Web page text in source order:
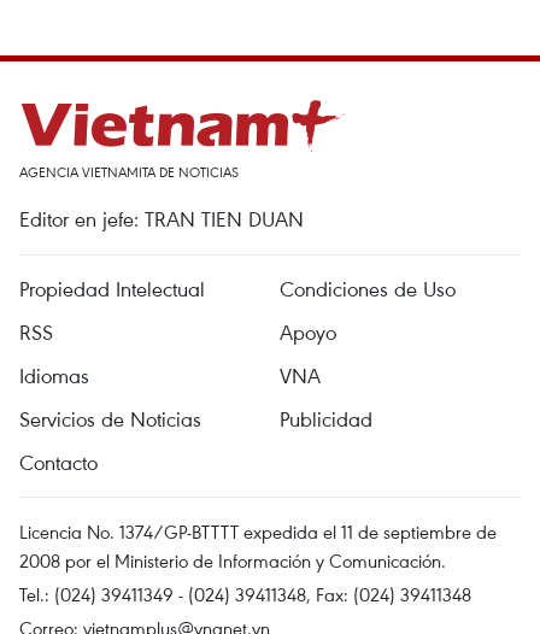
AGENCIA VIETNAMITA DE NOTICIAS
Editor en jefe: TRAN TIEN DUAN
Propiedad Intelectual
Condiciones de Uso
RSS
Apoyo
Idiomas
VNA
Servicios de Noticias
Publicidad
Contacto
Licencia No. 1374/GP-BTTTT expedida el 11 de septiembre de
2008 por el Ministerio de Información y Comunicación.
Tel.: (024) 39411349 - (024) 39411348, Fax: (024) 39411348
Correo: vietnamplus@vnanet.vn